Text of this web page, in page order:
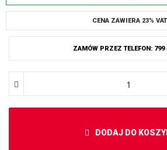
CENA ZAWIERA 23% VAT
ZAMÓW PRZEZ TELEFON: 799
DODAJ DO